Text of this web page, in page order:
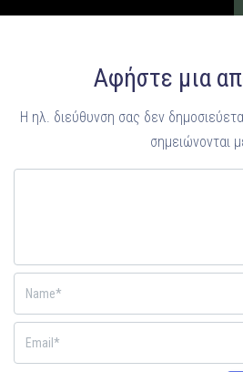
Αφήστε μια
Η ηλ. διεύθυνση σας δεν
σημειώνονται